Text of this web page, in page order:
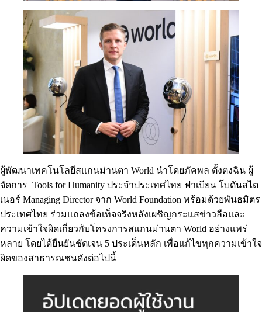
ผู้พัฒนาเทคโนโลยีสแกนม่านตา World นำโดยภัคพล ตั้งตงฉิน ผู้
จัดการ Tools for Humanity ประจำประเทศไทย ฟาเบียน โบดันสไต
เนอร์ Managing Director จาก World Foundation พร้อมด้วยพันธมิตร
ประเทศไทย ร่วมแถลงข้อเท็จจริงหลังเผชิญกระแสข่าวลือและ
ความเข้าใจผิดเกี่ยวกับโครงการสแกนม่านตา World อย่างแพร่
หลาย โดยได้ยืนยันชัดเจน 5 ประเด็นหลัก เพื่อแก้ไขทุกความเข้าใจ
ผิดของสาธารณชนดังต่อไปนี้